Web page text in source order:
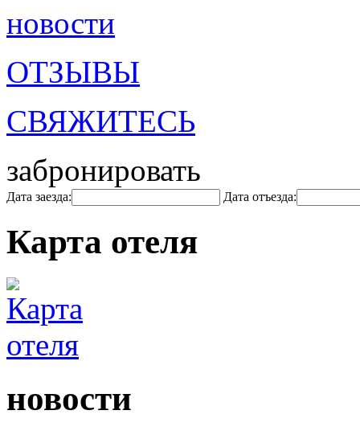
новости
ОТЗЫВЫ
СВЯЖИТЕСЬ
забронировать
Дата заезда: Дата отъезда:
Карта отеля
новости